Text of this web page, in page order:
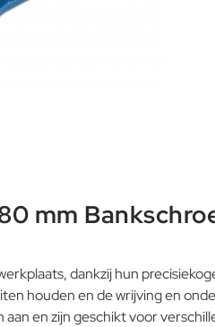
mm
dankzij hun
houden en de wrijving en
en zijn geschikt voor